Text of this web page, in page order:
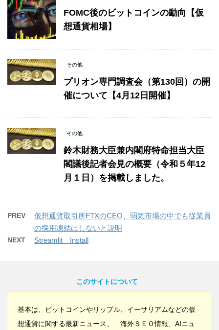
FOMC後のビットコインの動向【仮
想通貨相場】
その他
プリオン専門調査会（第130回）の開
催について【4月12日開催】
その他
鈴木財務大臣兼内閣府特命担当大臣
閣議後記者会見の概要（令和５年12
月１日）を掲載しました。
PREV
仮想通貨取引所FTXのCEO、弱気市場の中でも従業員
の採用凍結はしないと説明
NEXT Streamlit Install
このサイトについて
基本は、ビットコインやリップル、イーサリアムなどの仮
想通貨に関する最新ニュース、 海外ＳＥＯ情報、AIニュ